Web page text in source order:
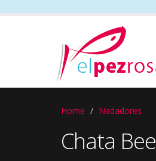
Home Nadadores
Chata Bee